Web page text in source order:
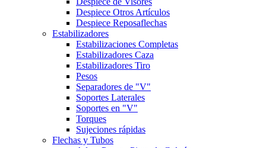
Despiece Otros Artículos
Despiece Reposaflechas
Estabilizadores
Estabilizaciones Completas
Estabilizadores Caza
Estabilizadores Tiro
Pesos
Separadores de "V"
Soportes Laterales
Soportes en "V"
Torques
Sujeciones rápidas
Flechas y Tubos